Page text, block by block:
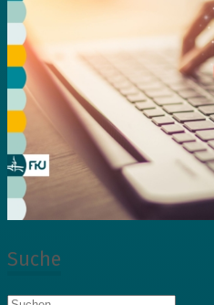
Suche